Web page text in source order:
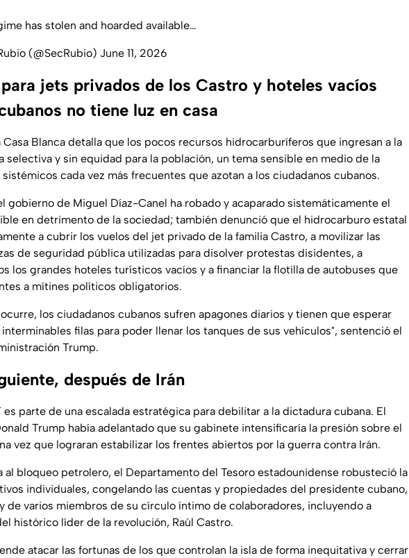
has stolen and hoarded available…
(@SecRubio) June 11, 2026
jets privados de los Castro y hoteles vacíos
no tiene luz en casa
Blanca detalla que los pocos recursos hidrocarburíferos que ingresan a la
selectiva y sin equidad para la población, un tema sensible en medio de la
cada vez más frecuentes que azotan a los ciudadanos cubanos.
gobierno de Miguel Díaz-Canel ha robado y acaparado sistemáticamente el
en detrimento de la sociedad; también denunció que el hidrocarburo estatal
a cubrir los vuelos del jet privado de la familia Castro, a movilizar las
de seguridad pública utilizadas para disolver protestas disidentes, a
los grandes hoteles turísticos vacíos y a financiar la flotilla de autobuses que
a mítines políticos obligatorios.
los ciudadanos cubanos sufren apagones diarios y tienen que esperar
filas para poder llenar los tanques de sus vehículos", sentenció el
Trump.
después de Irán
es parte de una escalada estratégica para debilitar a la dictadura cubana. El
Trump había adelantado que su gabinete intensificaría la presión sobre el
vez que lograran estabilizar los frentes abiertos por la guerra contra Irán.
al bloqueo petrolero, el Departamento del Tesoro estadounidense robusteció la
individuales, congelando las cuentas y propiedades del presidente cubano,
de varios miembros de su círculo íntimo de colaboradores, incluyendo a
histórico líder de la revolución, Raúl Castro.
atacar las fortunas de los que controlan la isla de forma inequitativa y cerrar